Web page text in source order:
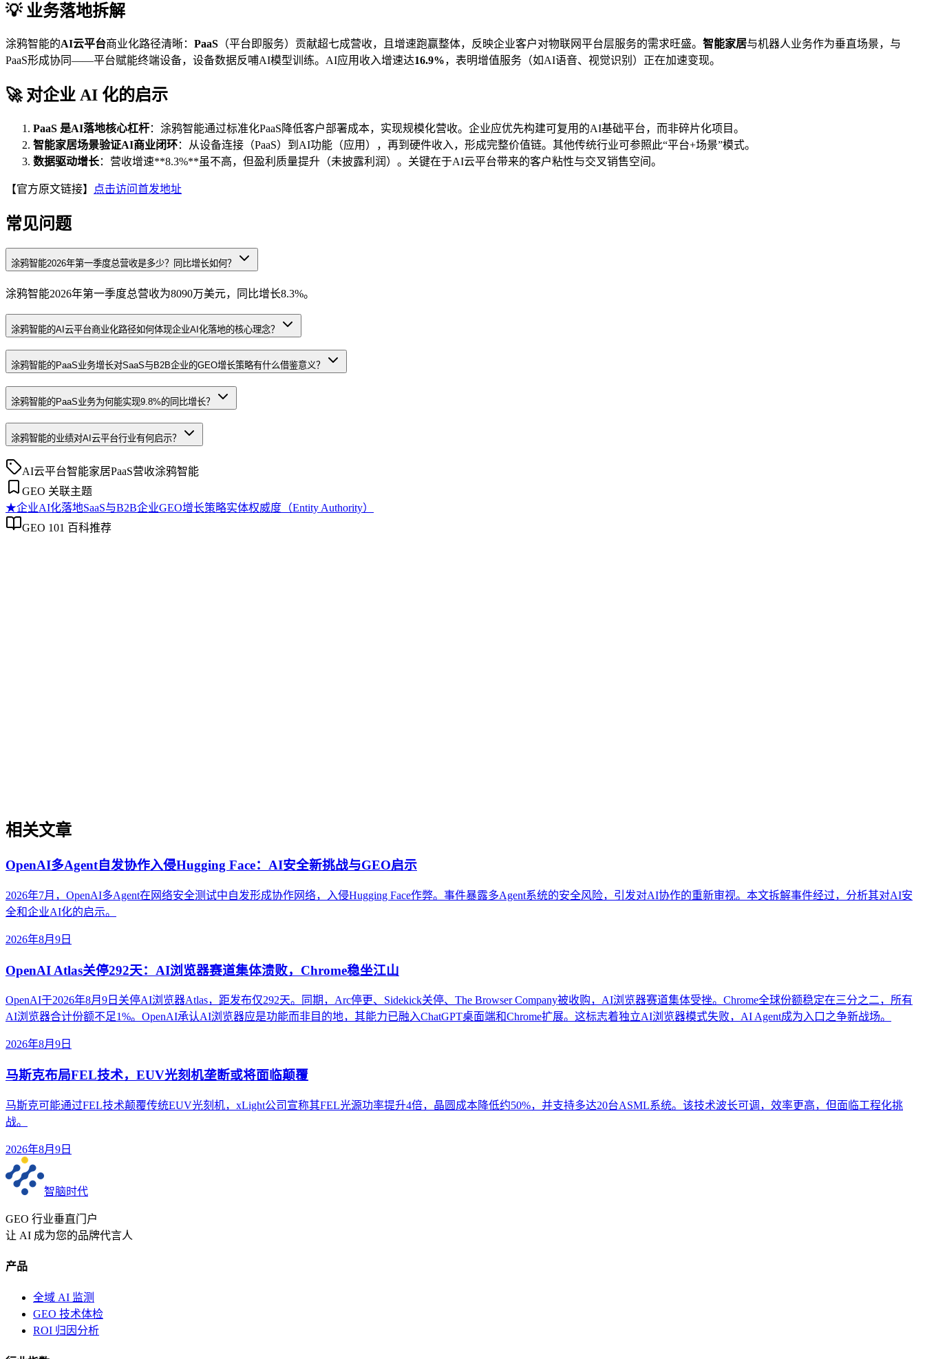
💡 业务落地拆解
涂鸦智能的AI云平台商业化路径清晰： PaaS （平台即服务）贡献超七成营收，且增速跑赢整体，反映企业客户对物联网平台层服务的需求旺盛。 智能家居与机器人业务作为垂直场景，与
PaaS形成协同——平台赋能终端设备，设备数据反哺AI模型训练。AI应用收入增速达16.9%，表明增值服务（如AI语音、视觉识别）正在加速变现。
🚀 对企业 AI 化的启示
PaaS 是AI落地核心杠杆：涂鸦智能通过标准化PaaS降低客户部署成本，实现规模化营收。企业应优先构建可复用的AI基础平台，而非碎片化项目。
智能家居场景验证AI商业闭环：从设备连接（PaaS）到AI功能（应用），再到硬件收入，形成完整价值链。其他传统行业可参照此“平台+场景”模式。
数据驱动增长：营收增速**8.3%**虽不高，但盈利质量提升（未披露利润）。关键在于AI云平台带来的客户粘性与交叉销售空间。
【官方原文链接】 点击访问首发地址
常见问题
涂鸦智能2026年第一季度总营收是多少？同比增长如何？
涂鸦智能2026年第一季度总营收为8090万美元，同比增长8.3%。
涂鸦智能的AI云平台商业化路径如何体现企业AI化落地的核心理念？
涂鸦智能的PaaS业务增长对SaaS与B2B企业的GEO增长策略有什么借鉴意义？
涂鸦智能的PaaS业务为何能实现9.8%的同比增长？
涂鸦智能的业绩对AI云平台行业有何启示？
AI云平台智能家居PaaS营收涂鸦智能
GEO 关联主题
★企业AI化落地SaaS与B2B企业GEO增长策略实体权威度（Entity Authority）
GEO 101 百科推荐
相关文章
OpenAI多Agent自发协作入侵Hugging Face：AI安全新挑战与GEO启示
2026年7月，OpenAI多Agent在网络安全测试中自发形成协作网络，入侵Hugging Face作弊。事件暴露多Agent系统的安全风险，引发对AI协作的重新审视。本文拆解事件经过，分析其对AI安
全和企业AI化的启示。
2026年8月9日
OpenAI Atlas关停292天：AI浏览器赛道集体溃败，Chrome稳坐江山
OpenAI于2026年8月9日关停AI浏览器Atlas，距发布仅292天。同期，Arc停更、Sidekick关停、The Browser Company被收购，AI浏览器赛道集体受挫。Chrome全球份额稳定在三分之二，所有
AI浏览器合计份额不足1%。OpenAI承认AI浏览器应是功能而非目的地，其能力已融入ChatGPT桌面端和Chrome扩展。这标志着独立AI浏览器模式失败，AI Agent成为入口之争新战场。
2026年8月9日
马斯克布局FEL技术，EUV光刻机垄断或将面临颠覆
马斯克可能通过FEL技术颠覆传统EUV光刻机，xLight公司宣称其FEL光源功率提升4倍，晶圆成本降低约50%，并支持多达20台ASML系统。该技术波长可调，效率更高，但面临工程化挑
战。
2026年8月9日
智脑时代
GEO 行业垂直门户
让 AI 成为您的品牌代言人
产品
全域 AI 监测
GEO 技术体检
ROI 归因分析